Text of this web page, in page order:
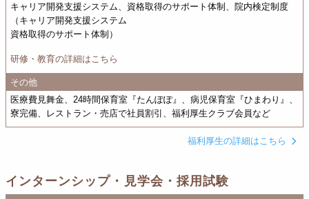
キャリア開発支援システム、資格取得のサポート体制、院内検定制度
（キャリア開発支援システム
資格取得のサポート体制）
研修・教育の詳細はこちら
その他
医療費見舞金、24時間保育室『たんぽぽ』、病児保育室『ひまわり』、
寮完備、レストラン・売店で社員割引、福利厚生クラブ会員など
福利厚生の詳細はこちら
インターンシップ・見学会・採用試験